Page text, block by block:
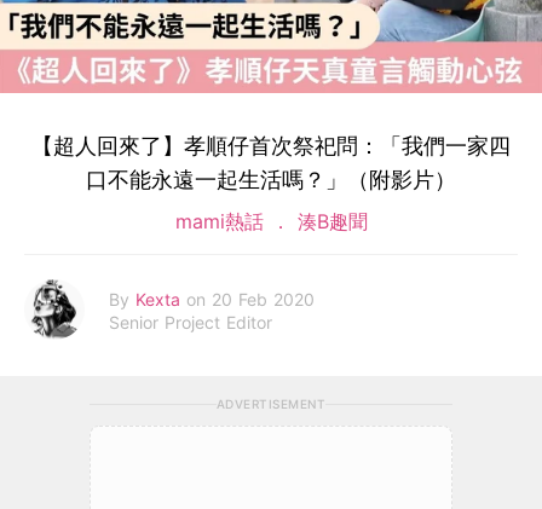
【超人回來了】孝順仔首次祭祀問：「我們一家四
口不能永遠一起生活嗎？」（附影片）
mami熱話 湊B趣聞
By Kexta on 20 Feb 2020
Senior Project Editor
ADVERTISEMENT